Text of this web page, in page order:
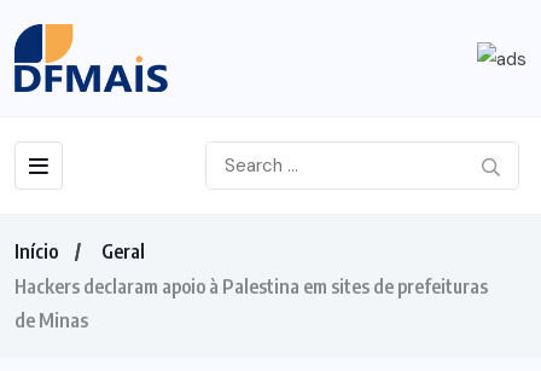
Início
Geral
Hackers declaram apoio à Palestina em sites de prefeituras
de Minas